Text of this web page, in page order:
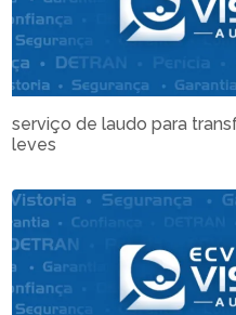
serviço de laudo para
leves